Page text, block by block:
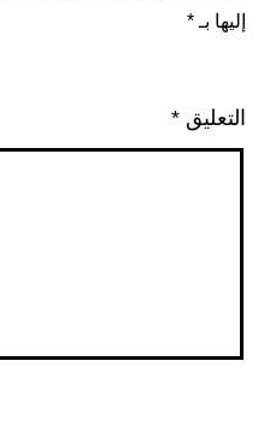
إليها بـ *
التعليق *